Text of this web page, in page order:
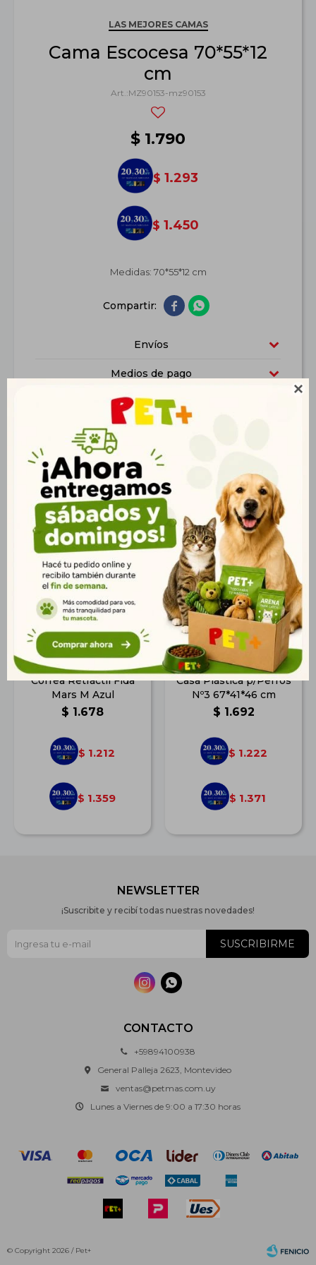

LAS MEJORES CAMAS
Cama Escocesa 70*55*12
cm
MZ90153-mz90153
$ 1.790
$ 1.293
$ 1.450
Medidas: 70*55*12 cm
 
Envíos
Medios de pago
Características
Productos que te pueden interesar
Correa Retráctil Fida
Mars M Azul
$ 1.678
$ 1.212
$ 1.359
Casa Plástica p/Perros
Nº3 67*41*46 cm
$ 1.692
$ 1.222
$ 1.371
CONTACTO
+59894100938
General Palleja 2623, Montevideo
ventas@petmas.com.uy
Lunes a Viernes de 9:00 a 17:30 horas
NEWSLETTER
¡Suscribite y recibí todas nuestras novedades!
SUSCRIBIRME
 
© Copyright 2026 / Pet+